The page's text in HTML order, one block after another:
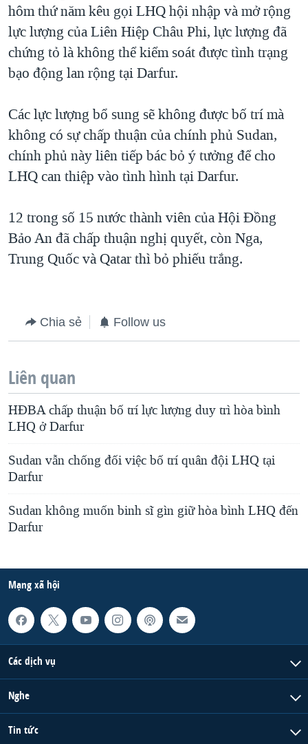
GIÁO DỤC
CÁC GIÁ TRỊ CỘNG HÒA Ở VIỆT NAM
THƯỢNG ĐỈNH TRUMP-KIM TẠI VIỆT NAM
TRỊNH VĨNH BÌNH VS. CHÍNH PHỦ VIỆT NAM
BÊN KIA QUỐC LỘ: TIẾNG VỌNG TỪ NÔNG THÔN MỸ
QUAN HỆ VIỆT MỸ
hôm thứ năm kêu gọi LHQ hội nhập và mở rộng
lực lượng của Liên Hiệp Châu Phi, lực lượng đã
chứng tỏ là không thể kiểm soát được tình trạng
bạo động lan rộng tại Darfur.
Các lực lượng bổ sung sẽ không được bố trí mà
không có sự chấp thuận của chính phủ Sudan,
chính phủ này liên tiếp bác bỏ ý tưởng để cho
LHQ can thiệp vào tình hình tại Darfur.
12 trong số 15 nước thành viên của Hội Đồng
Bảo An đã chấp thuận nghị quyết, còn Nga,
Trung Quốc và Qatar thì bỏ phiếu trắng.
Chia sẻ Follow us
Liên quan
HÐBA chấp thuận bố trí lực lượng duy trì hòa bình
LHQ ở Darfur
Sudan vẫn chống đối việc bố trí quân đội LHQ tại
Darfur
Sudan không muốn binh sĩ gìn giữ hòa bình LHQ đến
Darfur
Mạng xã hội
Các dịch vụ
Nghe
Tin tức